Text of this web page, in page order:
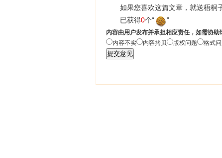
如果您喜欢这篇文章，就送梧桐
已获得0个“ ”
内容由用户发布并承担相应责任，如需协助
内容不实
内容拷贝 版权问题 格式